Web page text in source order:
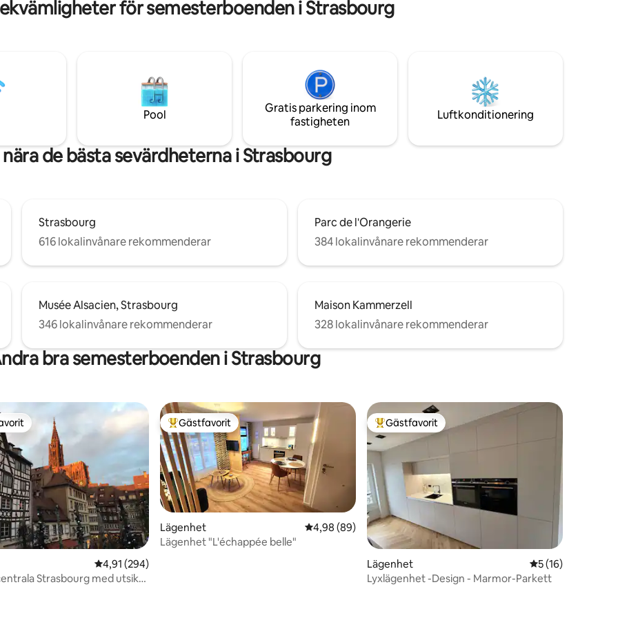
de sig för att bosätta
till Fjärran Östern mitt i
いらっしゃいませ
julmarknaderna. De närliggande
kommer att välkomna dig i en mysig och
inbjudande inredning. Utrustad med
fiber och internetbox
kvadratmeter, mycket ljust,
säkerhetsdörr, massivt parkettgolv,
möjlighet till offentlig parkering 300
meter, belägen 12 minuters promenad
från Strasbourgs katedral.
för semesterboenden i Strasbourg
Pool
Gratis parkering inom
fastigheten
Luftkonditionering
nära de bästa sevärdheterna i Strasbourg
Strasbourg
616 lokalinvånare rekommenderar
Parc de l'Orangerie
384 lokalinvånare rekommenderar
Musée Alsacien, Strasbourg
346 lokalinvånare rekommenderar
Maison Kammerzell
328 lokalinvånare rekommenderar
bra semesterboenden i Strasbourg
4,91 av 5 i genomsnittligt betyg, 294 omdömen
4,91 (294)
Strasbourg med utsikt
Populär gästfavorit
Gästfavorit
Lägenhet 4,98 av 5 i genomsnittligt betyg, 89 omdömen
4,98 (89)
Lägenhet "L'échappée belle"
Populär gästfavorit
Gästfavorit
Lägenhet 5 av 5 i
5 (16)
Lyxlägenhet -Design - Marmor-Parkett